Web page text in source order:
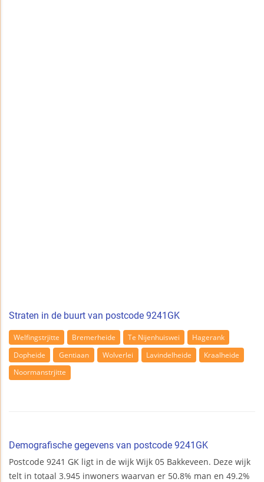
Straten in de buurt van postcode 9241GK
Welfingstrjitte Bremerheide Te Nijenhuiswei
Hagerank
Dopheide
Gentiaan Wolverlei Lavindelheide
Kraalheide
Noormanstrjitte
Demografische gegevens van postcode 9241GK
Postcode 9241 GK ligt in de wijk Wijk 05 Bakkeveen. Deze wijk
telt in totaal 3.945 inwoners waarvan er 50.8% man en 49.2%